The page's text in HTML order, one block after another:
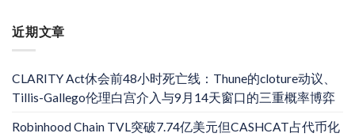
近期文章
CLARITY Act休会前48小时死亡线：Thune的cloture动议、
Tillis-Gallego伦理白宫介入与9月14天窗口的三重概率博弈
Robinhood Chain TVL突破7.74亿美元但CASHCAT占代币化